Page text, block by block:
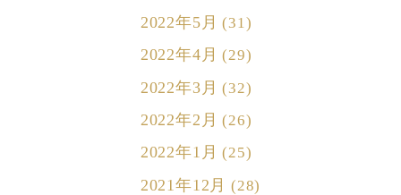
2022年5月 (31)
2022年4月 (29)
2022年3月 (32)
2022年2月 (26)
2022年1月 (25)
2021年12月 (28)